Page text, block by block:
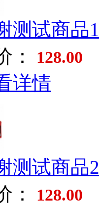
测试商品1
：
128.00
详情
测试商品2
：
128.00